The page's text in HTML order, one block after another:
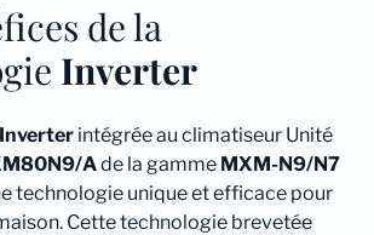
de la
Inverter
Inverter intégrée au climatiseur Unité
Ade la gamme MXM-N9/N7
technologie unique et efficace pour
Cette technologie brevetée